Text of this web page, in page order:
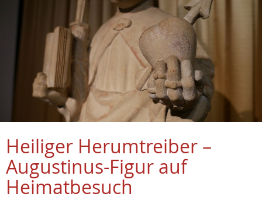
Heiliger Herumtreiber –
Augustinus-Figur auf
Heimatbesuch